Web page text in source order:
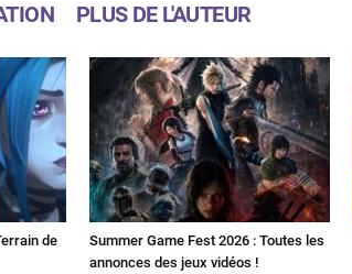
PLUS DE L'AUTEUR
de
Summer Game Fest 2026 : Toutes les
annonces des jeux vidéos !